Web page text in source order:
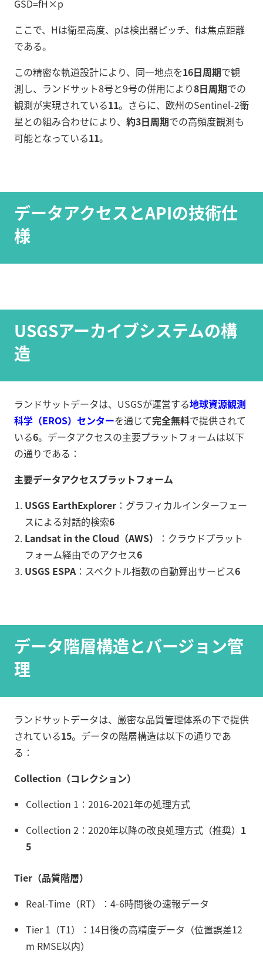
GSD=fH ×p
ここで、Hは衛星高度、pは検出器ピッチ、fは焦点距離
である。
この精密な軌道設計により、同一地点を16日周期で観
測し、ランドサット8号と9号の併用により8日周期での
観測が実現されている11。さらに、欧州のSentinel-2衛
星との組み合わせにより、 約3日周期での高頻度観測も
可能となっている11。
データアクセスとAPIの技術仕
様
USGSアーカイブシステムの構
造
ランドサットデータは、USGSが運営する地球資源観測
科学（EROS）センターを通じて完全無料で提供されて
いる6。データアクセスの主要プラットフォームは以下
の通りである：
主要データアクセスプラットフォーム
USGS EarthExplorer ：グラフィカルインターフェー
スによる対話的検索6
Landsat in the Cloud（AWS）
：クラウドプラット
フォーム経由でのアクセス6
USGS ESPA：スペクトル指数の自動算出サービス6
データ階層構造とバージョン管
理
ランドサットデータは、厳密な品質管理体系の下で提供
されている15。データの階層構造は以下の通りであ
る：
Collection（コレクション）
Collection 1：2016-2021年の処理方式
Collection 2：2020年以降の改良処理方式（推奨） 1
5
Tier（品質階層）
Real-Time（RT）：4-6時間後の速報データ
Tier 1（T1）：14日後の高精度データ（位置誤差12
m RMSE以内）